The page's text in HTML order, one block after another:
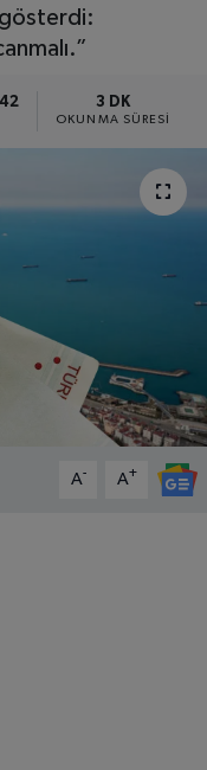
3 DK
OKUNMA SÜRESI
A- A+